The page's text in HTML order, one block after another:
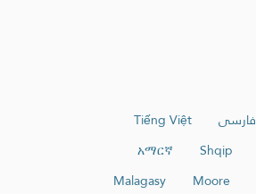
فارسی
Tiếng Việt
Shqip
አማርኛ
Moore
Malagasy